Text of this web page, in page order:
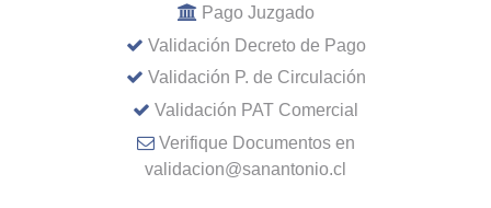
Pago Juzgado
Validación Decreto de Pago
Validación P. de Circulación
Validación PAT Comercial
Verifique Documentos en
validacion@sanantonio.cl